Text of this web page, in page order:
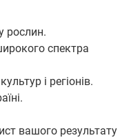
рослин.
спектра
і регіонів.
вашого результату